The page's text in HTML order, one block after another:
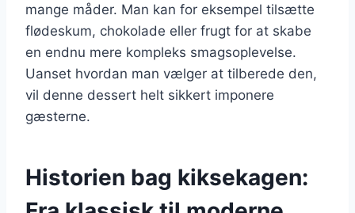
mange måder. Man kan for eksempel tilsætte
flødeskum, chokolade eller frugt for at skabe
en endnu mere kompleks smagsoplevelse.
Uanset hvordan man vælger at tilberede den,
vil denne dessert helt sikkert imponere
gæsterne.
Historien bag kiksekagen: